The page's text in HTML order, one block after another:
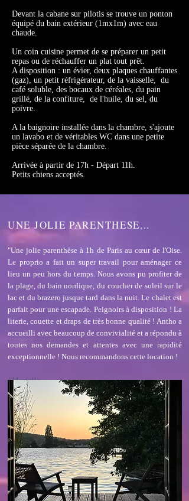
Devant la cabane sur pilotis se trouve un ponton
équipé du bain extérieur (1mx1m) avec eau
chaude.
Un coin cuisine permet de se préparer un petit
repas ou de réchauffer un plat tout prêt.
A disposition : un évier, deux plaques chauffantes
(gaz), un petit réfrigérateur, de la vaisselle, du
café soluble, des bocaux de céréales, du pain
grillé, de la confiture, de l'huile, du sel, du
poivre.
A la baignoire installée dans la chambre, s'ajoute
un lavabo et de véritables WC dans une petite
pièce séparée de la chambre.
Arrivée à partir de 17h - Départ 11h.
Petits chiens acceptés.
UNEJOLIE PARENTHESE...
"Une jolie parenthèse à 1h de Paris au cœur de l'Oise.
Le proprio a fait un super travail pour aménager ce
lieu un peu hors du temps. Nous avons pu profiter de
la plage, du bain nordique, du coucher de soleil sur le
lac et du brazero jusque tard dans la nuit. Le chalet est
parfait pour une escapade. Peignoirs à disposition ! La
literie, couette et draps de très bonne qualité ! Antho a
accueilli avec beaucoup de convivialité et a répondu à
toutes nos demandes et attentes avec une rapidité
exceptionnelle ! Nous recommandons cette location !
/ Marielle